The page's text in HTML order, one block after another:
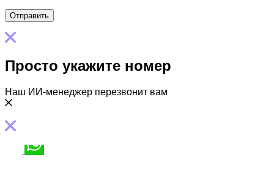
Просто укажите номер
Наш ИИ-менеджер перезвонит вам